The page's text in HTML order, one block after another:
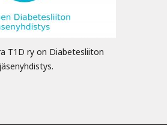
T1D ry on Diabetesliiton
jäsenyhdistys.